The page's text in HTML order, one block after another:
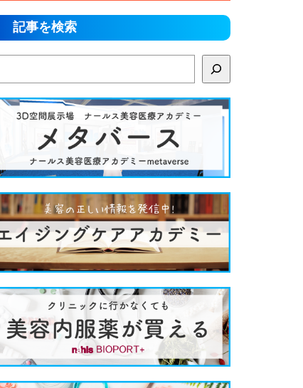
記事を検索